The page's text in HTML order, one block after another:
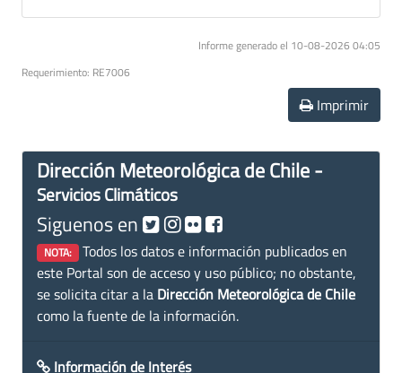
Informe generado el 10-08-2026 04:05
Requerimiento: RE7006
Imprimir
Dirección Meteorológica de Chile -
Servicios Climáticos
Siguenos en
NOTA: Todos los datos e información publicados en
este Portal son de acceso y uso público; no obstante,
se solicita citar a la Dirección Meteorológica de Chile
como la fuente de la información.
Información de Interés